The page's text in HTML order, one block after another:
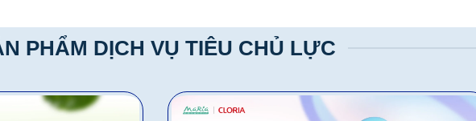
PHẨM DỊCH VỤ TIÊU CHỦ LỰC